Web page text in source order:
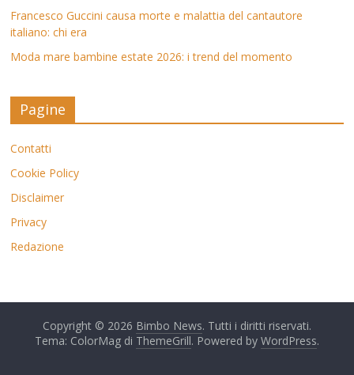
Francesco Guccini causa morte e malattia del cantautore
italiano: chi era
Moda mare bambine estate 2026: i trend del momento
Pagine
Contatti
Cookie Policy
Disclaimer
Privacy
Redazione
Copyright © 2026 Bimbo News. Tutti i diritti riservati.
Tema: ColorMag di ThemeGrill. Powered by WordPress.